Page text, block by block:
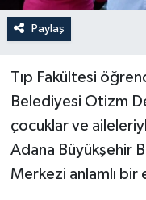
Paylaş
Tıp Fakültesi
Belediyesi Otizm
çocuklar ve
Adana Büyükşehir
Merkezi anlamlı